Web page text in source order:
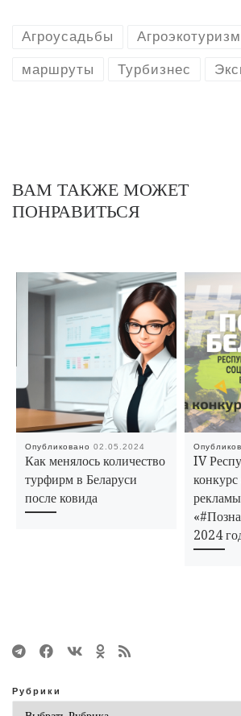
Агроусадьбы Агроэкотуризм
маршруты Турбизнес
ВАМ ТАКЖЕ МОЖЕТ
ПОНРАВИТЬСЯ
Опубликовано02.05.2024
Как менялось количество
турфирм в Беларуси
после ковида
IV
рекламы
2024
Рубрики